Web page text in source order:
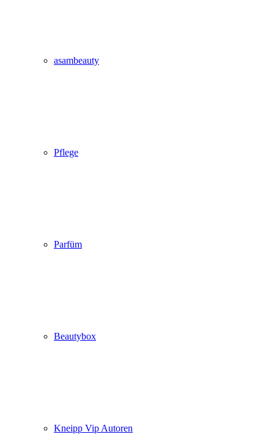
asambeauty
Pflege
Parfüm
Beautybox
Kneipp Vip Autoren